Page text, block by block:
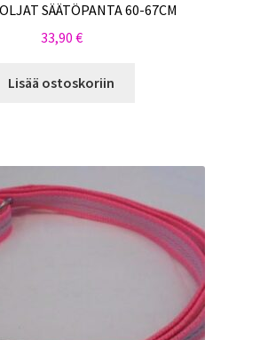
SÄÄTÖPANTA 60-67CM
33,90 €
Lisää ostoskoriin